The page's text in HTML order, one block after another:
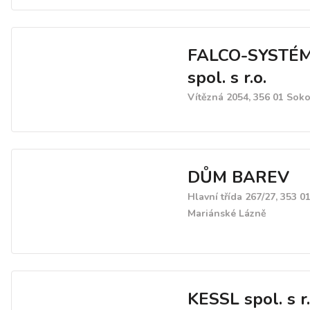
FALCO-
spol. s r.o.
Vítězná 2054, 356 01
DŮM BAREV
Hlavní třída 267/27, 353 01
Mariánské Lázně
KESSL spol. s